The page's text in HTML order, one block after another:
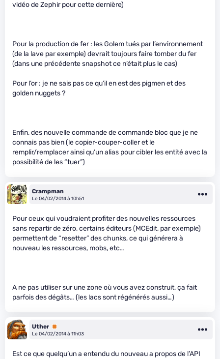
vidéo de Zephir pour cette dernière)
Pour la production de fer : les Golem tués par l’environnement
(de la lave par exemple) devrait toujours faire tomber du fer
(dans une précédente snapshot ce n’était plus le cas)
Pour l’or : je ne sais pas ce qu’il en est des pigmen et des
golden nuggets ?
Enfin, des nouvelle commande de commande bloc que je ne
connais pas bien (le copier-couper-coller et le
remplir/remplacer ainsi qu’un alias pour cibler les entité avec la
possibilité de les “tuer”)
Crampman
Le 04/02/2014 à 10h51
Pour ceux qui voudraient profiter des nouvelles ressources
sans repartir de zéro, certains éditeurs (MCEdit, par exemple)
permettent de “resetter” des chunks, ce qui générera à
nouveau les ressources, mobs, etc…
A ne pas utiliser sur une zone où vous avez construit, ça fait
parfois des dégâts… (les lacs sont régénérés aussi…)
Uther Premium
Le 04/02/2014 à 11h03
Est ce que quelqu’un a entendu du nouveau a propos de l’API